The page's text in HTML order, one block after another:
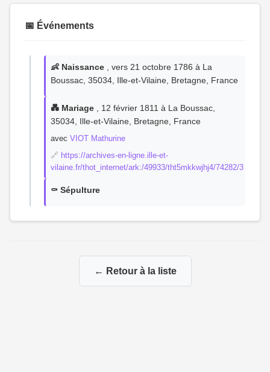
📅 Événements
👶 Naissance , vers 21 octobre 1786 à La
Boussac, 35034, Ille-et-Vilaine, Bretagne, France
💑 Mariage , 12 février 1811 à La Boussac,
35034, Ille-et-Vilaine, Bretagne, France
avec VIOT Mathurine
🔗 https://archives-en-ligne.ille-et-
vilaine.fr/thot_internet/ark:/49933/tht5mkkwjhj4/74282/3
⚰️ Sépulture
← Retour à la liste